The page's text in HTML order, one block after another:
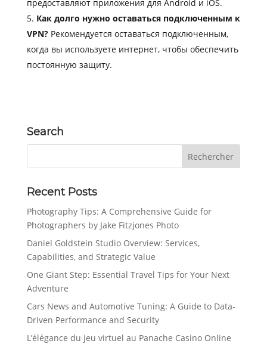
предоставляют приложения для Android и iOS.
Как долго нужно оставаться подключенным к
VPN?Рекомендуется оставаться подключенным,
когда вы используете интернет, чтобы обеспечить
постоянную защиту.
Search
Recent Posts
Photography Tips: A Comprehensive Guide for
Photographers by Jake Fitzjones Photo
Daniel Goldstein Studio Overview: Services,
Capabilities, and Strategic Value
One Giant Step: Essential Travel Tips for Your Next
Adventure
Cars News and Automotive Tuning: A Guide to Data-
Driven Performance and Security
L’élégance du jeu virtuel au Panache Casino Online